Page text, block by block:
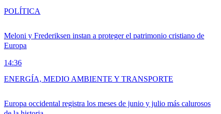
Meloni y Frederiksen instan a proteger el patrimonio cristiano de
Europa
14:36
POLÍTICA
Europa occidental registra los meses de junio y julio más calurosos
ENERGÍA, MEDIO AMBIENTE Y TRANSPORTE